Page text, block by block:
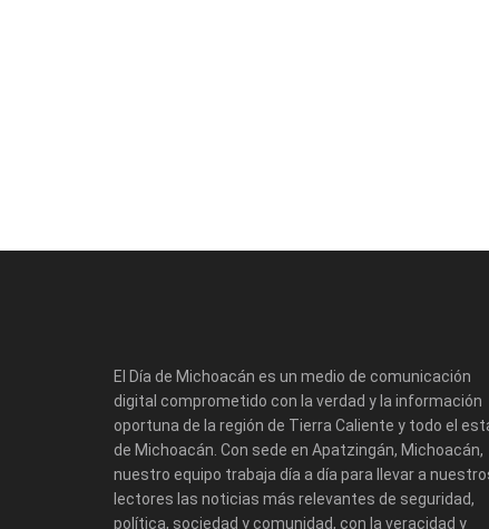
El Día de Michoacán es un medio de comunicación
digital comprometido con la verdad y la información
oportuna de la región de Tierra Caliente y todo el
de Michoacán. Con sede en Apatzingán, Michoacán,
nuestro equipo trabaja día a día para llevar a
lectores las noticias más relevantes de seguridad,
política, sociedad y comunidad, con la veracidad y